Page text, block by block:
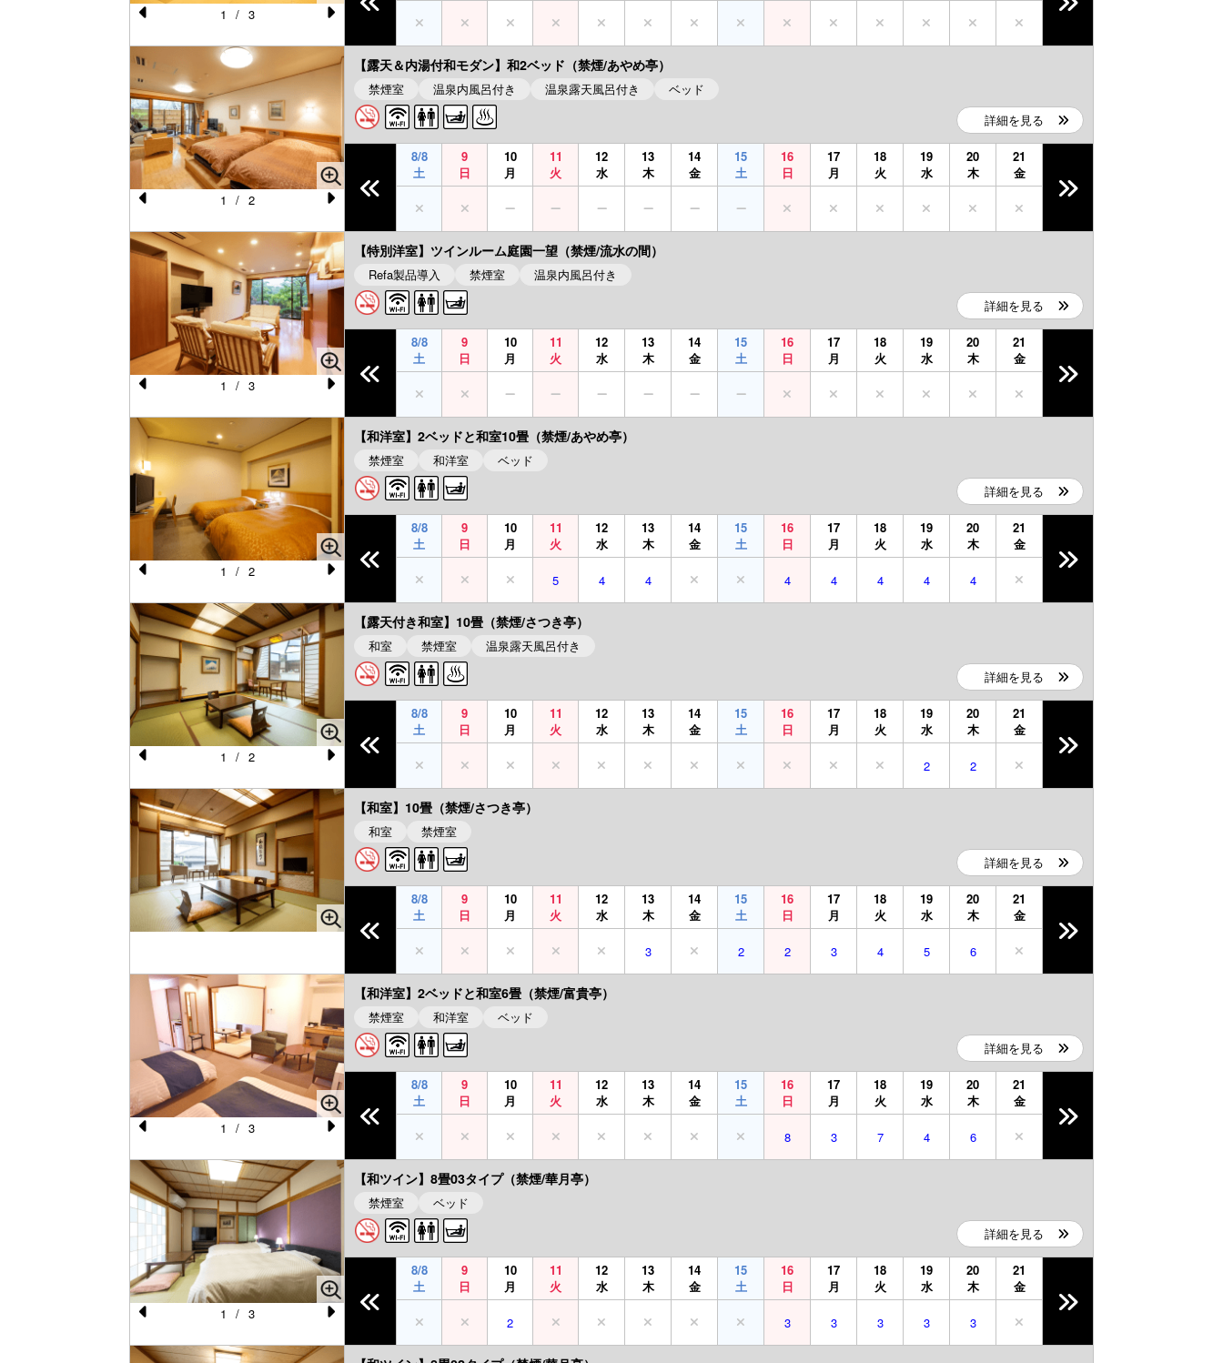
e
vi
o
u
s
e
xt
1 / 3
e
vi
s
e
xt
1 / 2
【露天＆内湯付和モダン】和2ベッド（禁煙/あやめ亭）
禁煙室 温泉内風呂付き 温泉露天風呂付き
ベッド
詳細を見る
8/8
土
9
日
10
月
11
火
12
水
13
木
14
金
15
土
16
日
17
月
18
火
19
水
20
木
21
金
e
vi
o
u
e
1 / 3
【特別洋室】ツインルーム庭園一望（禁煙/流水の間）
Refa製品導入 禁煙室
温泉内風呂付き
詳細を見る
8/8
土
9
日
10
月
11
火
12
水
13
木
14
金
15
土
16
日
17
月
18
火
19
水
20
木
21
金
e
vi
o
u
s
e
xt
1 / 2
【和洋室】2ベッドと和室10畳（禁煙/あやめ亭）
禁煙室 和洋室
ベッド
詳細を見る
8/8
土
9
日
10
月
11
火
12
水
13
木
14
金
15
土
16
日
17
月
18
火
19
水
20
木
21
金
5 4 4 4 4 4 4 4
e
vi
u
s
e
1 / 2
【露天付き和室】10畳（禁煙/さつき亭）
和室 禁煙室
温泉露天風呂付き
詳細を見る
8/8
土
9
日
10
月
11
火
12
水
13
木
14
金
15
土
16
日
17
月
18
火
19
水
20
木
21
金
2 2
【和室】10畳（禁煙/さつき亭）
和室
禁煙室
詳細を見る
8/8
土
9
日
10
月
11
火
12
水
13
木
14
金
15
土
16
日
17
月
18
火
19
水
20
木
21
金
3 2 2 3 4 5 6
e
vi
u
s
e
1 / 3
【和洋室】2ベッドと和室6畳（禁煙/富貴亭）
禁煙室 和洋室
ベッド
詳細を見る
8/8
土
9
日
10
月
11
火
12
水
13
木
14
金
15
土
16
日
17
月
18
火
19
水
20
木
21
金
8 3 7 4 6
1 / 3
【和ツイン】8畳03タイプ（禁煙/華月亭）
禁煙室
ベッド
詳細を見る
8/8
土
9
日
10
月
11
火
12
水
13
木
14
金
15
土
16
日
17
月
18
火
19
水
20
木
21
金
2 3 3 3 3 3